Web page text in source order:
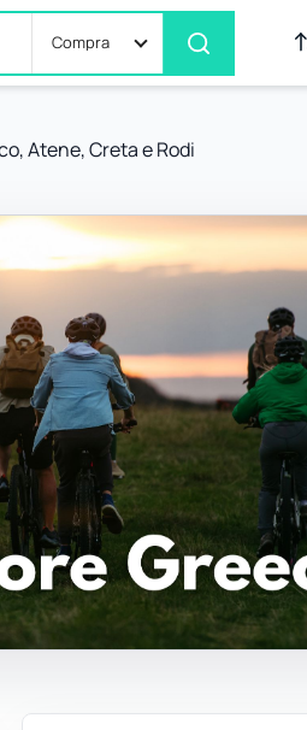
Compra
Atene, Creta e Rodi